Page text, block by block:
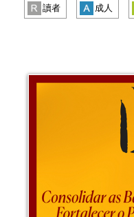
讀者 成人